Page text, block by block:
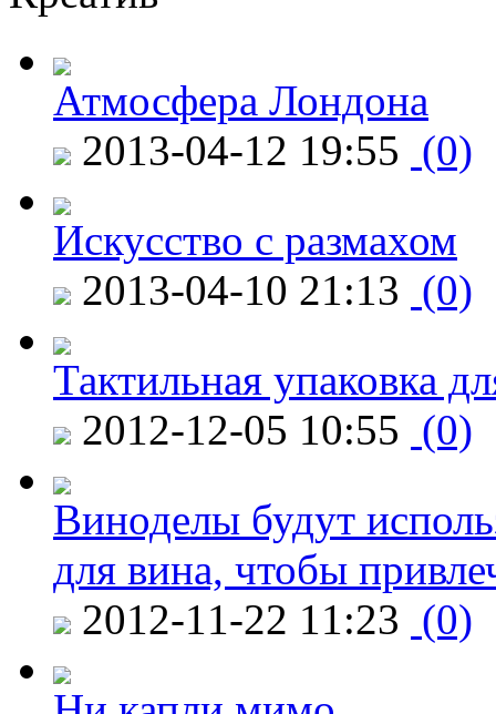
Атмосфера Лондона
2013-04-12 19:55 (0)
Искусство с размахом
2013-04-10 21:13 (0)
Тактильная упаковка
2012-12-05 10:55 (0)
Виноделы будут
для вина, чтобы
2012-11-22 11:23 (0)